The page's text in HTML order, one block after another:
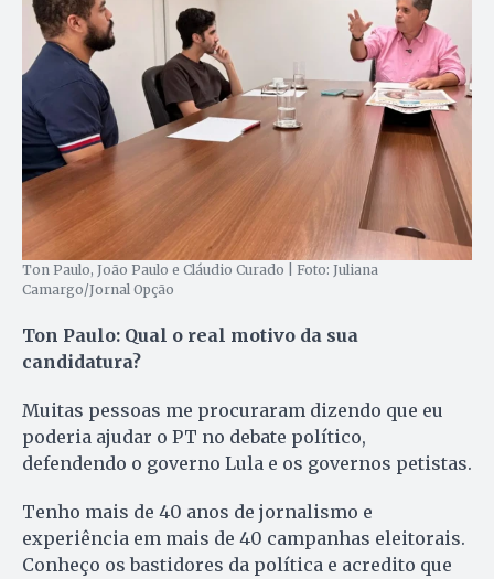
Ton Paulo, João Paulo e Cláudio Curado | Foto: Juliana
Camargo/Jornal Opção
Ton Paulo: Qual o real motivo da sua
candidatura?
Muitas pessoas me procuraram dizendo que eu
poderia ajudar o PT no debate político,
defendendo o governo Lula e os governos petistas.
Tenho mais de 40 anos de jornalismo e
experiência em mais de 40 campanhas eleitorais.
Conheço os bastidores da política e acredito que